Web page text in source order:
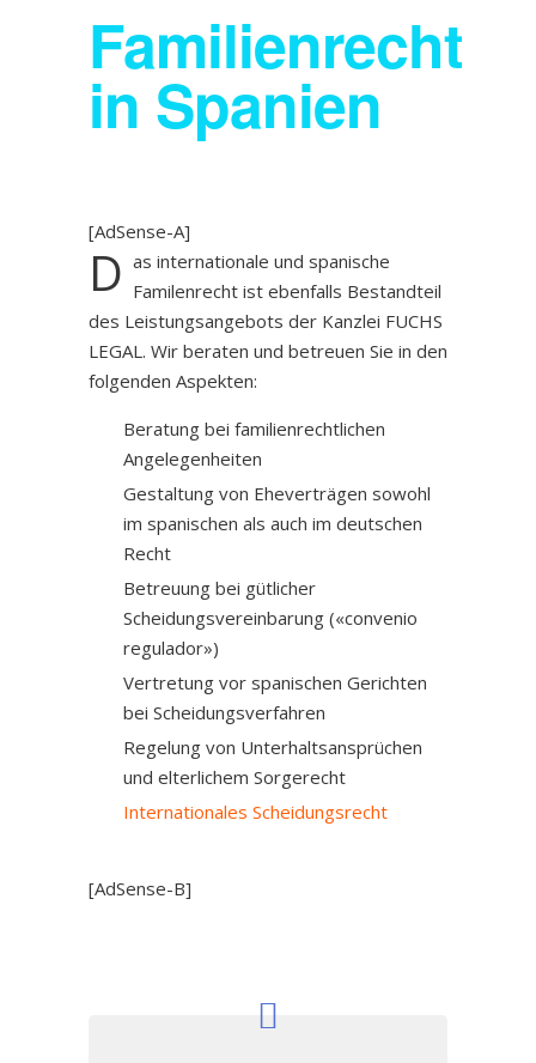
Familienrecht
in Spanien
[AdSense-A]
D as internationale und spanische
Familenrecht ist ebenfalls Bestandteil
des Leistungsangebots der Kanzlei FUCHS
LEGAL. Wir beraten und betreuen Sie in den
folgenden Aspekten:
Beratung bei familienrechtlichen
Angelegenheiten
Gestaltung von Eheverträgen sowohl
im spanischen als auch im deutschen
Recht
Betreuung bei gütlicher
Scheidungsvereinbarung («convenio
regulador»)
Vertretung vor spanischen Gerichten
bei Scheidungsverfahren
Regelung von Unterhaltsansprüchen
und elterlichem Sorgerecht
Internationales Scheidungsrecht
[AdSense-B]